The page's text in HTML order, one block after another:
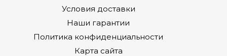
Условия доставки
Наши гарантии
Политика конфиденциальности
Карта сайта